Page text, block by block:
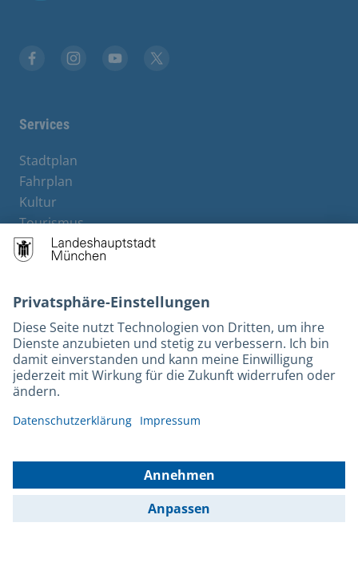
Services
Stadtplan
Fahrplan
Kultur
Tourismus
M-Strom
Bürgerservice
Kontakt
Barrierefreiheit
Leichte Sprache
Gebärdensprache
Kontakt